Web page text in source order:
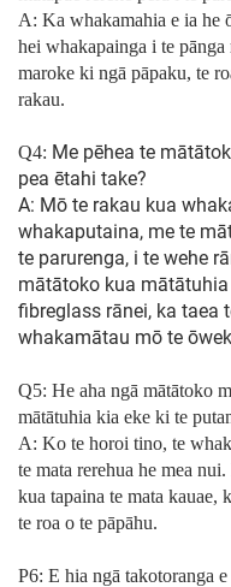
A: Ka whakamahia e ia he
hei whakapainga i te pānga
maroke ki ngā pāpaku, te
rakau.
Q4: Me pēhea te
pea ētahi take?
A: Mō te rakau kua
whakaputaina, me te
te parurenga, i te wehe
mātātoko kua
fibreglass rānei, ka taea
whakamātau mō te
Q5: He aha ngā mātātoko
mātātuhia kia eke ki te
A: Ko te horoi tino, te
te mata rerehua he mea
kua tapaina te mata kauae,
te roa o te pāpāhu.
P6: E hia ngā takotoranga